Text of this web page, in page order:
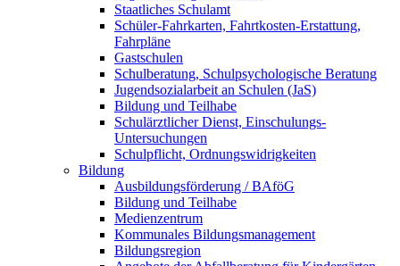
Staatliches Schulamt
Schüler-Fahrkarten, Fahrtkosten-Erstattung,
Fahrpläne
Gastschulen
Schulberatung, Schulpsychologische Beratung
Jugendsozialarbeit an Schulen (JaS)
Bildung und Teilhabe
Schulärztlicher Dienst, Einschulungs-
Untersuchungen
Schulpflicht, Ordnungswidrigkeiten
Bildung
Ausbildungsförderung / BAföG
Bildung und Teilhabe
Medienzentrum
Kommunales Bildungsmanagement
Bildungsregion